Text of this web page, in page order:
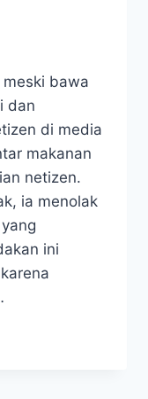
bawa
dan
di media
makanan
netizen.
ia menolak
ini